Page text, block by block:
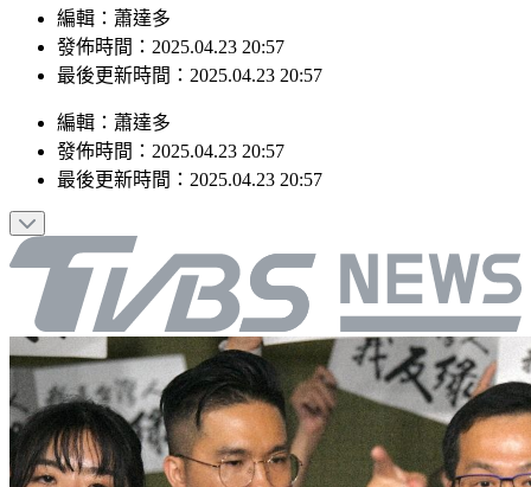
編輯：蕭達多
發佈時間：2025.04.23 20:57
最後更新時間：2025.04.23 20:57
編輯 ： 蕭達多
發佈時間： 2025.04.23 20:57
最後更新時間： 2025.04.23 20:57